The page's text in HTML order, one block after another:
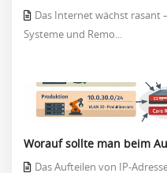
Das Internet wächst rasant
Systeme und Remo...
Worauf sollte man beim
Das Aufteilen von IP-